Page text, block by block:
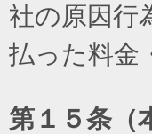
社の原因行
払った料金
第１５条（